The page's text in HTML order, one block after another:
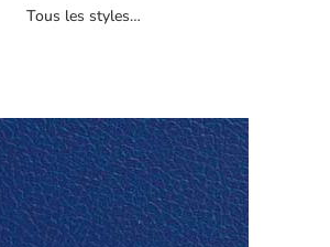
Tous les styles…